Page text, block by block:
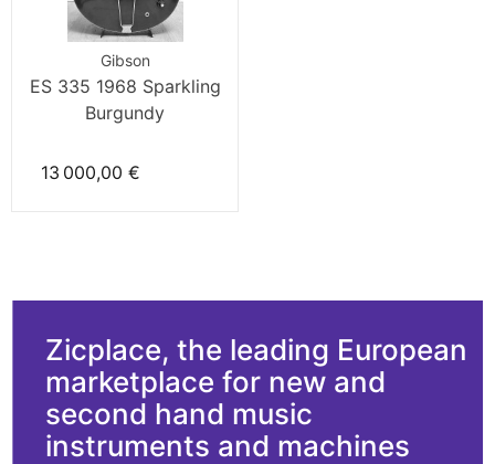
Gibson
ES 335 1968 Sparkling
Burgundy
13 000,00 €
Zicplace, the leading European
marketplace for new and
second hand music
instruments and machines